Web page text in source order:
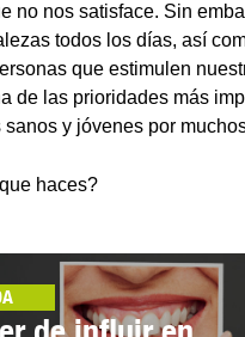
no nos satisface. Sin
todos los días, así
que estimulen
de las prioridades más
sanos y jóvenes por
haces?